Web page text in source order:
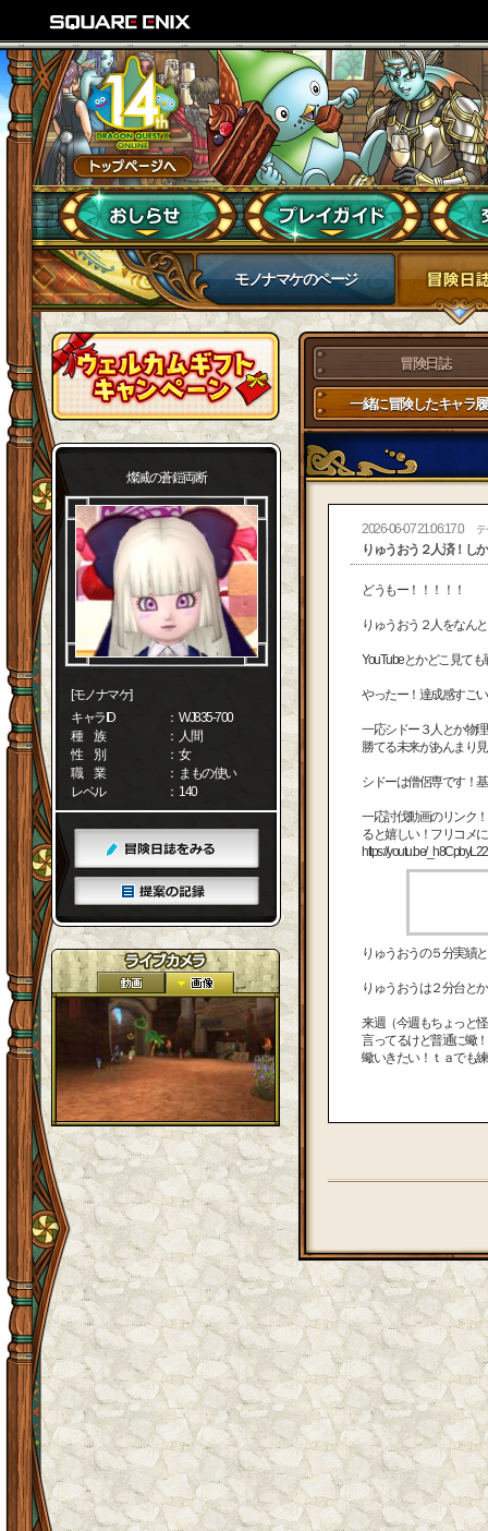
モノナマケのページ
燦滅の蒼鎧両断
[モノナマケ]
キャラID
： WJ835-700
種 族
： 人間
性 別
： 女
職 業
： まもの使い
レベル
： 140
冒険日誌
一緒に冒険したキャラ
2026-06-07 21:06:17.0 テ
りゅうおう２人済！し
どうもー！！！！！
りゅうおう２人をなん
YouTubeとかどこ見て
やったー！達成感すご
一応シドー３人とか物
勝てる未来があんまり
シドーは僧侶専です！
一応討伐動画のリンク
ると嬉しい！フリコメ
https://youtu.be/
りゅうおうの５分実績
りゅうおうは２分台と
来週（今週もちょっと
言ってるけど普通に蠍！
蠍いきたい！ｔａでも